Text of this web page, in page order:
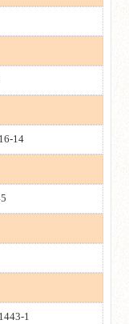
14
1